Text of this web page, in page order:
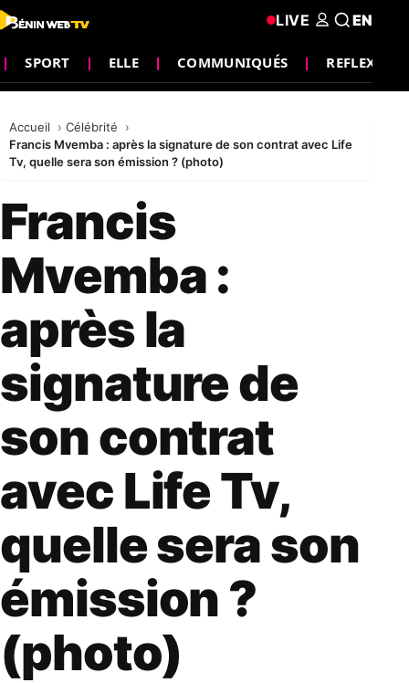
SPORT ELLE COMMUNIQUÉS REFLEXION
LIVE EN
Accueil
Célébrité
Francis Mvemba : après la signature de son contrat avec Life
Tv, quelle sera son émission ? (photo)
Francis
Mvemba :
après la
signature de
son contrat
avec Life Tv,
quelle sera son
émission ?
(photo)